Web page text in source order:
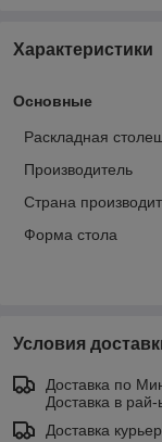
Характеристики
Основные
Раскладная
Производитель
Страна
Форма стола
Условия
Доставка по
Доставка в
Доставка